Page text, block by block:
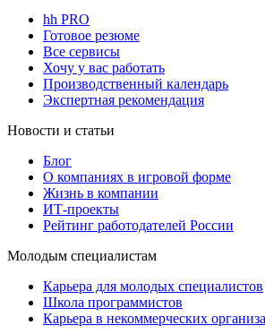
hh PRO
Готовое резюме
Все сервисы
Хочу у вас работать
Производственный календарь
Экспертная рекомендация
Новости и статьи
Блог
О компаниях в игровой форме
Жизнь в компании
ИТ-проекты
Рейтинг работодателей России
Молодым специалистам
Карьера для молодых специалистов
Школа программистов
Карьера в некоммерческих